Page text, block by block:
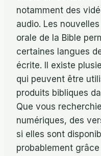
notamment des
audio. Les
orale de la Bible
certaines langues
écrite. Il existe
qui peuvent être
produits bibliques
Que vous
numériques, des
si elles sont
probablement